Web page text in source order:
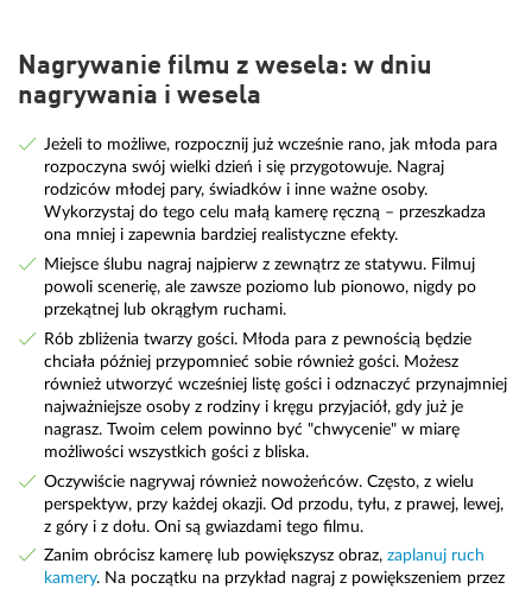
Nagrywanie filmu z wesela: w dniu
nagrywania i wesela
Jeżeli to możliwe, rozpocznij już wcześnie rano, jak młoda para
rozpoczyna swój wielki dzień i się przygotowuje. Nagraj
rodziców młodej pary, świadków i inne ważne osoby.
Wykorzystaj do tego celu małą kamerę ręczną – przeszkadza
ona mniej i zapewnia bardziej realistyczne efekty.
Miejsce ślubu nagraj najpierw z zewnątrz ze statywu. Filmuj
powoli scenerię, ale zawsze poziomo lub pionowo, nigdy po
przekątnej lub okrągłym ruchami.
Rób zbliżenia twarzy gości. Młoda para z pewnością będzie
chciała później przypomnieć sobie również gości. Możesz
również utworzyć wcześniej listę gości i odznaczyć przynajmniej
najważniejsze osoby z rodziny i kręgu przyjaciół, gdy już je
nagrasz. Twoim celem powinno być "chwycenie" w miarę
możliwości wszystkich gości z bliska.
Oczywiście nagrywaj również nowożeńców. Często, z wielu
perspektyw, przy każdej okazji. Od przodu, tyłu, z prawej, lewej,
z góry i z dołu. Oni są gwiazdami tego filmu.
Zanim obrócisz kamerę lub powiększysz obraz, zaplanuj ruch
kamery. Na początku na przykład nagraj z powiększeniem przez